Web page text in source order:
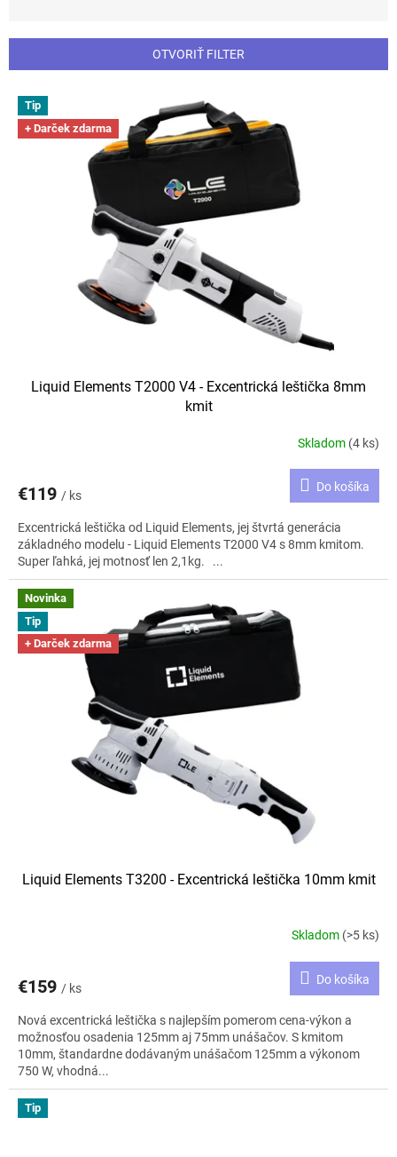
p
OTVORIŤ FILTER
V Tip
+ Darček zdarma
Liquid Elements T2000 V4 - Excentrická leštička 8mm
kmit
Skladom (4 ks)
€119 / ks
Do košíka
Excentrická leštička od Liquid Elements, jej štvrtá generácia
základného modelu - Liquid Elements T2000 V4 s 8mm kmitom.
Super ľahká, jej motnosť len 2,1kg. ...
Novinka
Tip
+ Darček zdarma
Liquid Elements T3200 - Excentrická leštička 10mm kmit
Skladom (>5 ks)
€159 / ks
Do košíka
Nová excentrická leštička s najlepším pomerom cena-výkon a
možnosťou osadenia 125mm aj 75mm unášačov. S kmitom
10mm, štandardne dodávaným unášačom 125mm a výkonom
750 W, vhodná...
Tip